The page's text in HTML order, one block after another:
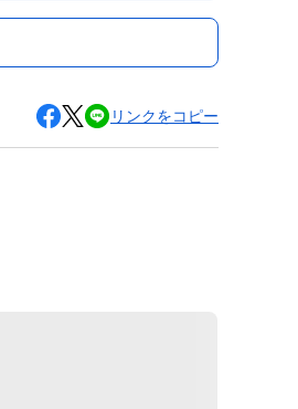
リンクをコピー